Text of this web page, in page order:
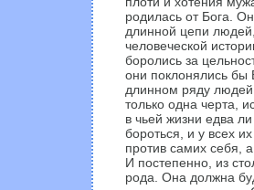
родилась от Бога.
длинной цепи
человеческой
боролись за
они поклонялись бы
длинном ряду
только одна черта,
в чьей жизни едва
бороться, и у всех
против самих себя,
И постепенно, из
рода. Она должна